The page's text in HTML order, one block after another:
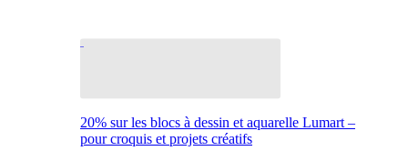
20% sur les blocs à dessin et aquarelle Lumart –
pour croquis et projets créatifs